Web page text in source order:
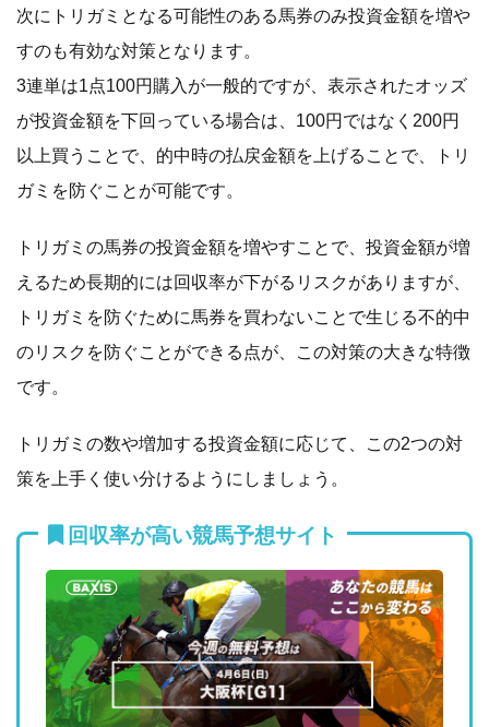
次にトリガミとなる可能性のある馬券のみ投資金額を増や
すのも有効な対策となります。
3連単は1点100円購入が一般的ですが、表示されたオッズ
が投資金額を下回っている場合は、100円ではなく200円
以上買うことで、的中時の払戻金額を上げることで、トリ
ガミを防ぐことが可能です。
トリガミの馬券の投資金額を増やすことで、投資金額が増
えるため長期的には回収率が下がるリスクがありますが、
トリガミを防ぐために馬券を買わないことで生じる不的中
のリスクを防ぐことができる点が、この対策の大きな特徴
です。
トリガミの数や増加する投資金額に応じて、この2つの対
策を上手く使い分けるようにしましょう。
回収率が高い競馬予想サイト